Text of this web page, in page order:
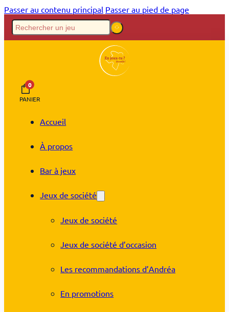
Passer au contenu principal Passer au pied de page
0
PANIER
Accueil
À propos
Bar à jeux
Jeux de société
Jeux de société
Jeux de société d’occasion
Les recommandations d’Andréa
En promotions